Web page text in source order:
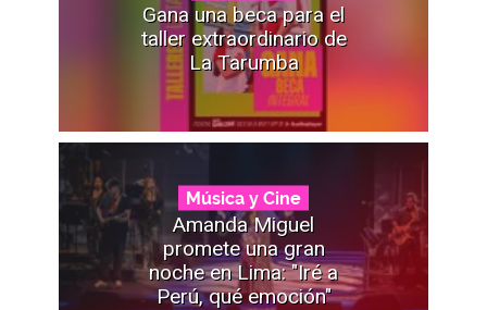
Gana una beca para el
taller extraordinario de
La Tarumba
Música y Cine
Amanda Miguel
promete una gran
noche en Lima: "Iré a
Perú, qué emoción"